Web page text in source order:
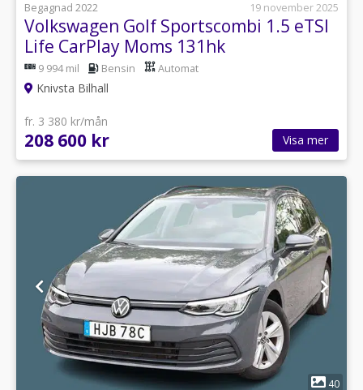
Begagnad 2022
19 november 2025
Volkswagen Golf Sportscombi 1.5 eTSI
Life CarPlay Moms 131hk
9 994 mil Bensin Automat
Knivsta Bilhall
fr. 3 380 kr/mån
208 600 kr Visa mer
40